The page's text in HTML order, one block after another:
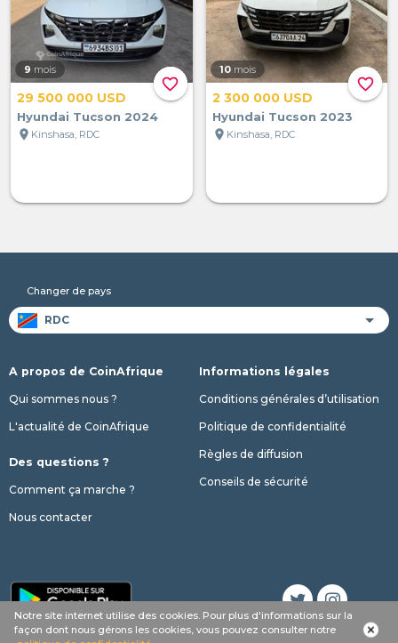
favorite_border
9 mois
29 500 000 USD
Hyundai Tucson 2024
location_on Kinshasa, RDC
favorite_border
10 mois
2 300 000 USD
Hyundai Tucson 2023
location_on Kinshasa, RDC
phone Appel Whatsapp SMS
Notre site internet utilise des cookies. Pour plus d'informations sur la
façon dont nous gérons les cookies, vous pouvez consulter notre
Changer de pays
A propos de CoinAfrique
Qui sommes nous ?
L'actualité de CoinAfrique
Des questions ?
Comment ça marche ?
Nous contacter
Informations légales
Conditions générales d’utilisation
Politique de confidentialité
Règles de diffusion
Conseils de sécurité